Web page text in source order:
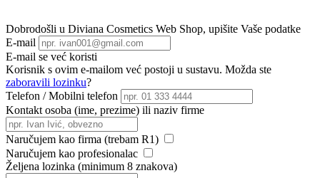
Dobrodošli u Diviana Cosmetics Web Shop, upišite Vaše podatke
E-mail
E-mail se već koristi
Korisnik s ovim e-mailom već postoji u sustavu. Možda ste
zaboravili lozinku?
Telefon / Mobilni telefon
Kontakt osoba (ime, prezime) ili naziv firme
Naručujem kao firma (trebam R1)
Naručujem kao profesionalac
Željena lozinka (minimum 8 znakova)